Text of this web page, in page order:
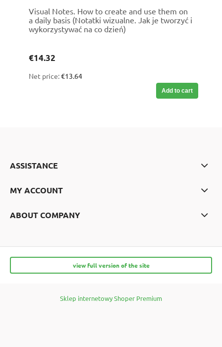
Visual Notes. How to create and use them on
a daily basis (Notatki wizualne. Jak je tworzyć i
wykorzystywać na co dzień)
€14.32
Net price:€13.64
Add to cart
ASSISTANCE
MY ACCOUNT
ABOUT COMPANY
view full version of the site
Sklep internetowy Shoper Premium